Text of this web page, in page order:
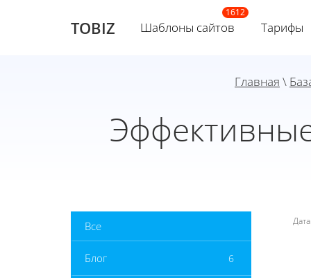
TOBIZ Шаблоны сайтов Тарифы
Главная \
Все
Блог 6